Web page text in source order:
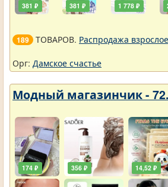
381 ₽ 381 ₽ 1 778 ₽
189 ТОВАРОВ. Распродажа
Орг: Дамское счастье
Модный магазинчик -
174 ₽ 356 ₽ 14,52 ₽